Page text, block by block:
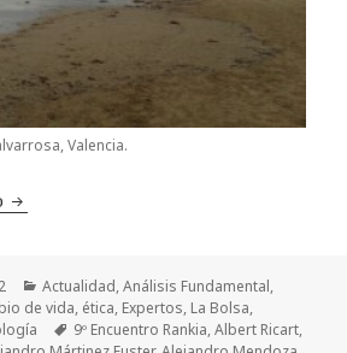
Valencia.
¡Vaya encuentro!
Categorías
Actualidad,Análisis Fundamental,
de vida, ética, Expertos, La Bolsa,
Etiquetas
9º Encuentro Rankia,Albert Ricart,